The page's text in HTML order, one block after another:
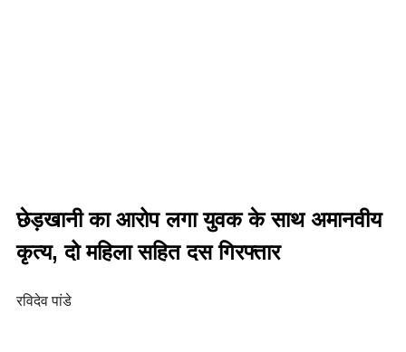
छेड़खानी का आरोप लगा युवक के साथ अमानवीय
कृत्य, दो महिला सहित दस गिरफ्तार
रविदेव पांडे